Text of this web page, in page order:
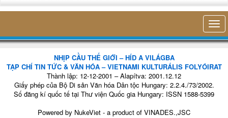
NHỊP CẦU THẾ GIỚI – HÍD A VILÁGBA
TẠP CHÍ TIN TỨC & VĂN HÓA – VIETNAMI KULTURÁLIS FOLYÓIRAT
Thành lập: 12-12-2001 – Alapítva: 2001.12.12
Giấy phép của Bộ Di sản Văn hóa Dân tộc Hungary: 2.2.4./73/2002.
Số đăng kí quốc tế tại Thư viện Quốc gia Hungary: ISSN 1588-5399
Powered by NukeViet - a product of VINADES.,JSC